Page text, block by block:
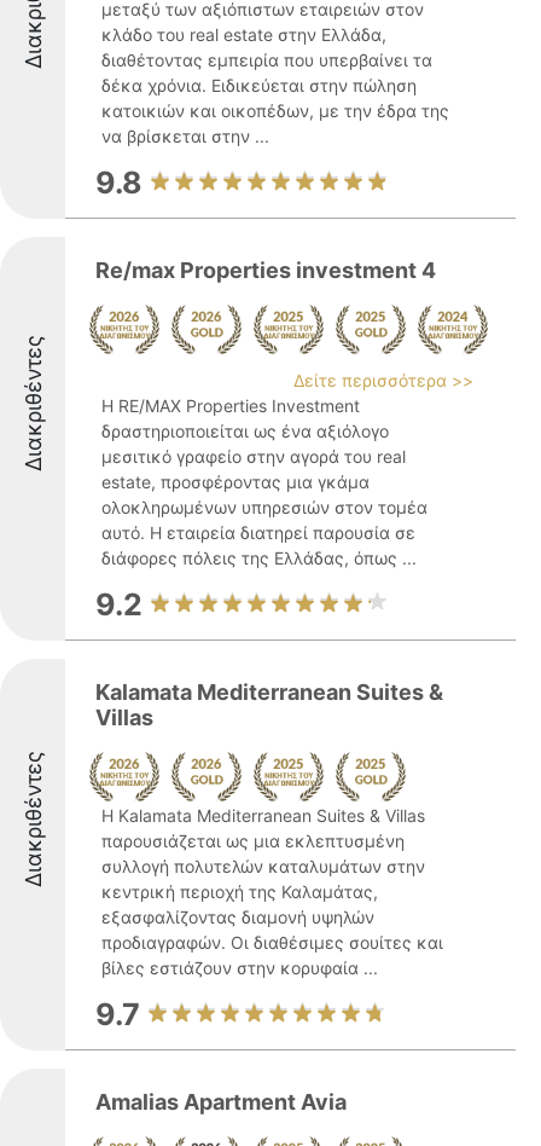
μεταξύ των αξιόπιστων εταιρειών στον
κλάδο του real estate στην Ελλάδα,
διαθέτοντας εμπειρία που υπερβαίνει τα
δέκα χρόνια. Ειδικεύεται στην πώληση
κατοικιών και οικοπέδων, με την έδρα της
να βρίσκεται στην ...
9.8
Διακριθέντες
Re/max Properties investment 4
Δείτε περισσότερα >>
Η RE/MAX Properties Investment
δραστηριοποιείται ως ένα αξιόλογο
μεσιτικό γραφείο στην αγορά του real
estate, προσφέροντας μια γκάμα
ολοκληρωμένων υπηρεσιών στον τομέα
αυτό. Η εταιρεία διατηρεί παρουσία σε
διάφορες πόλεις της Ελλάδας, όπως ...
9.2
Διακριθέντες
Kalamata Mediterranean Suites &
Villas
Η Kalamata Mediterranean Suites & Villas
παρουσιάζεται ως μια εκλεπτυσμένη
συλλογή πολυτελών καταλυμάτων στην
κεντρική περιοχή της Καλαμάτας,
εξασφαλίζοντας διαμονή υψηλών
προδιαγραφών. Οι διαθέσιμες σουίτες και
βίλες εστιάζουν στην κορυφαία ...
9.7
Amalias Apartment Avia